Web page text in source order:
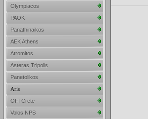
Olympiacos
PAOK
Panathinaikos
AEK Athens
Atromitos
Asteras Tripolis
Panetolikos
Aris
OFI Crete
Volos NPS